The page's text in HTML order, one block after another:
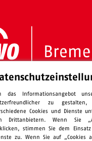
1
47-0
das Informationsangebot
zu
Cookies und Dienste
Drittanbietern. Wenn Sie
stimmen Sie dem
zu. Wenn Sie auf „Cookies